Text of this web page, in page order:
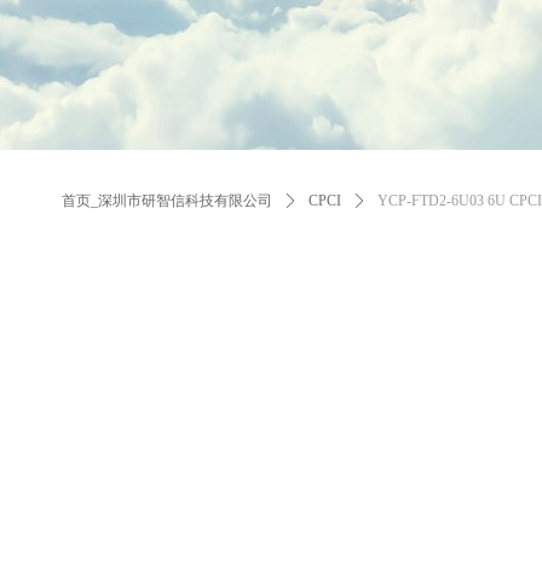
首页_深圳市研智信科技有限公司 ꄲ CPCI ꄲ YCP-FTD2-6U03 6U